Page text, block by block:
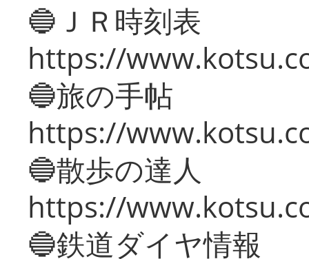
🔵ＪＲ時刻表
https://
🔵旅の手帖
https://
🔵散歩の達人
https://
🔵鉄道ダイヤ情報